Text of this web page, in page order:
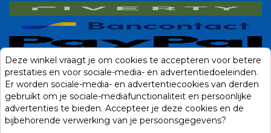
Deze winkel vraagt je om cookies te accepteren voor betere
prestaties en voor sociale-media- en advertentiedoeleinden.
Er worden sociale-media- en advertentiecookies van derden
gebruikt om je sociale-mediafunctionaliteit en persoonlijke
advertenties te bieden. Accepteer je deze cookies en de
bijbehorende verwerking van je persoonsgegevens?